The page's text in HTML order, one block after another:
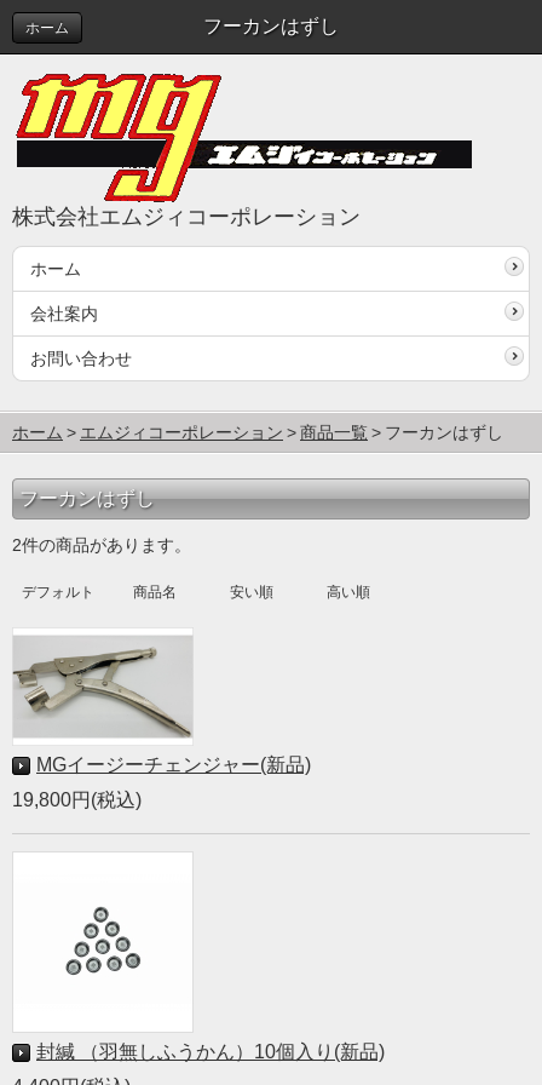
フーカンはずし
ホーム
株式会社エムジィコーポレーション
ホーム
会社案内
お問い合わせ
ホーム エムジィコーポレーション 商品一覧 フーカンはずし
フーカンはずし
2件の商品があります。
デフォルト 商品名 安い順 高い順
MGイージーチェンジャー(新品)
19,800円(税込)
封緘 （羽無しふうかん）10個入り(新品)